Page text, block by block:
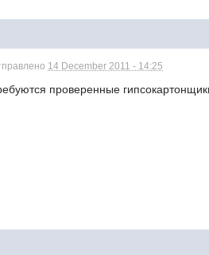
14 December 2011 - 14:25
проверенные